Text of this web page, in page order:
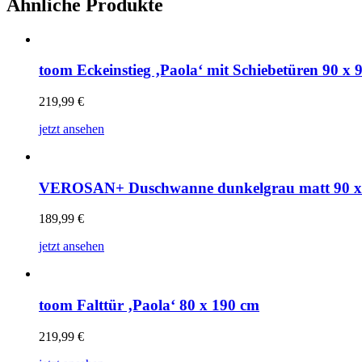
Ähnliche Produkte
toom Eckeinstieg ‚Paola‘ mit Schiebetüren 90 x
219,99 €
jetzt ansehen
VEROSAN+ Duschwanne dunkelgrau matt 90
189,99 €
jetzt ansehen
toom Falttür ‚Paola‘ 80 x 190 cm
219,99 €